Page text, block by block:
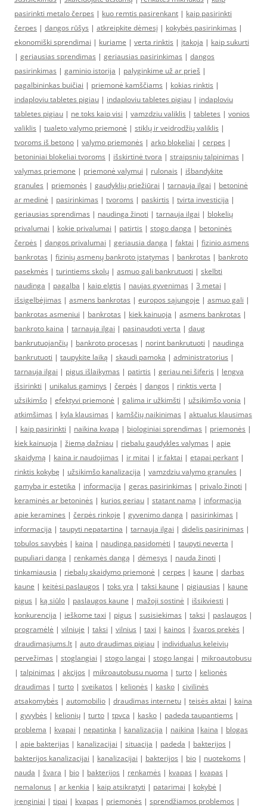
pasirinkti metalo čerpes | kuo remtis pasirenkant | kaip pasirinkti
čerpes | dangos rūšys | atkreipkite dėmesį | kokybės pasirinkimas |
ekonomiški sprendimai | kuriame | verta rinktis | įtakoja | kaip sukurti
| geriausias sprendimas | geriausias pasirinkimas | dangos
pasirinkimas | gaminio istorija | palyginkime už ar prieš |
pagalbininkas buičiai | priemonė kamščiams | kokias rinktis |
indaploviu tabletes pigiau | indaploviu tabletes pigiau | indaploviu
tabletes pigiau | ne toks kaip visi | vamzdziu valiklis | tabletes | vonios
valiklis | tualeto valymo priemonė | stiklų ir veidrodžių valiklis |
tvoroms iš betono | valymo priemonės | arko blokeliai | cerpes |
betoniniai blokeliai tvoroms | išskirtinė tvora | straipsnių talpinimas |
valymas priemone | priemonė valymui | rulonais | išbandykite
granules | priemonės | gaudyklių priežiūrai | tarnauja ilgai | betoninė
ar medinė | pasirinkimas | tvoroms | paskirtis | tvirta investicija |
geriausias sprendimas | naudinga žinoti | tarnauja ilgai | blokelių
privalumai | kokie privalumai | patirtis | stogo danga | betoninės
čerpės | dangos privalumai | geriausia danga | faktai | fizinio asmens
bankrotas | fizinių asmenų bankroto įstatymas | bankrotas | bankroto
pasekmės | turintiems skolų | asmuo gali bankrutuoti | skelbti
naudinga | pagalba | kaip elgtis | naujas gyvenimas | 3 metai |
išsigelbėjimas | asmens bankrotas | europos sąjungoje | asmuo gali |
bankrotas asmeniui | bankrotas | kiek kainuoja | asmens bankrotas |
bankroto kaina | tarnauja ilgai | pasinaudoti verta | daug
bankrutuojančių | bankroto procesas | norint bankrutuoti | naudinga
bankrutuoti | taupykite laiką | skaudi pamoka | administratorius |
tarnauja ilgai | pigus išlaikymas | patirtis | geriau nei šiferis | lengva
išsirinkti | unikalus gaminys | čerpės | dangos | rinktis verta |
užsikimšo | efektyvi priemonė | galima ir užkimšti | užsikimšo vonia |
atkimšimas | kyla klausimas | kamščių naikinimas | aktualus klausimas
| kaip pasirinkti | naikina kvapą | biologiniai sprendimas | priemonės |
kiek kainuoja | žiemą dažniau | riebalu gaudykles valymas | apie
skaidymą | kaina ir naudojimas | ir mitai | ir faktai | etapai perkant |
rinktis kokybę | užsikimšo kanalizacija | vamzdziu valymo granules |
gamyba ir estetika | informacija | geras pasirinkimas | privalo žinoti |
keraminės ar betoninės | kurios geriau | statant namą | informacija
apie keramines | čerpės rinkoje | gyvenimo danga | pasirinkimas |
informacija | taupyti nepatartina | tarnauja ilgai | didelis pasirinimas |
tobulos savybės | kaina | naudinga pasidomėti | taupyti neverta |
pupuliari danga | renkamės dangą | dėmesys | nauda žinoti |
tinkamiausia | riebalų skaidymo priemonė | cerpes | kaune | darbas
kaune | keitėsi paslaugos | toks yra | taksi kaune | pigiausias | kaune
pigus | ką siūlo | paslaugos kaune | mažoji sostinė | išsikviesti |
konkurencija | ieškome taxi | pigus | susisiekimas | taksi | paslaugos |
programėlė | vilniuje | taksi | vilnius | taxi | kainos | švaros prekės |
draudimasjums.lt | auto draudimas pigiau | individualus keleivių
pervežimas | stoglangiai | stogo langai | stogo langai | mikroautobusu
| talpinimas | akcijos | mikroautobusu nuoma | turto | kelionės
draudimas | turto | sveikatos | kelionės | kasko | civilinės
atsakomybės | automobilio | draudimas internetu | teisės aktai | kaina
| gyvybės | kelionių | turto | tpvca | kasko | padeda taupantiems |
problema | kvapai | nepatinka | kanalizacija | naikina | kaina | blogas
| apie bakterijas | kanalizacijai | situacija | padeda | bakterijos |
bakterijos kanalizacijai | kanalizacijai | bakterijos | bio | nuotekoms |
nauda | švara | bio | bakterijos | renkamės | kvapas | kvapas |
nemalonus | ar kenkia | kaip atsikratyti | patarimai | kokybė |
įrenginiai | tipai | kvapas | priemonės | sprendžiamos problemos |